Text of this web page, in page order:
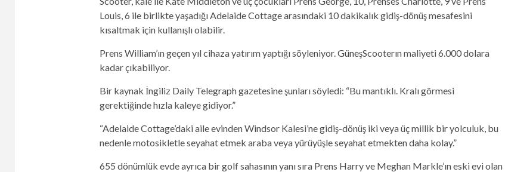
Louis, 6 ile birlikte yaşadığı Adelaide Cottage arasındaki 10 dakikalık gidiş-dönüş mesafesini
kısaltmak için kullanışlı olabilir.
Prens William’ın geçen yıl cihaza yatırım yaptığı söyleniyor.GüneşScooterın maliyeti 6.000 dolara
kadar çıkabiliyor.
Bir kaynak İngiliz Daily Telegraph gazetesine şunları söyledi: “Bu mantıklı. Kralı görmesi
gerektiğinde hızla kaleye gidiyor.”
“Adelaide Cottage’daki aile evinden Windsor Kalesi’ne gidiş-dönüş iki veya üç millik bir yolculuk, bu
nedenle motosikletle seyahat etmek araba veya yürüyüşle seyahat etmekten daha kolay.”
655 dönümlük evde ayrıca bir golf sahasının yanı sıra Prens Harry ve Meghan Markle’ın eski evi olan